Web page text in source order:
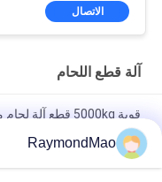
الاتصال
آلة قطع اللحام
لحام وتبريد الماء
RaymondMao